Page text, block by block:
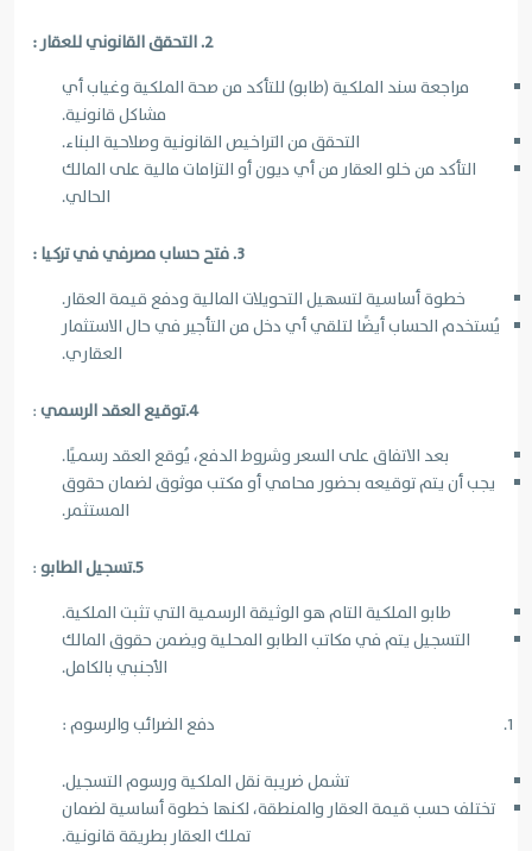
2. التحقق القانوني للعقار :
مراجعة سند الملكية (طابو) للتأكد من صحة الملكية وغياب أي
مشاكل قانونية.
التحقق من التراخيص القانونية وصلاحية البناء.
التأكد من خلو العقار من أي ديون أو التزامات مالية على المالك
الحالي.
3. فتح حساب مصرفي في تركيا :
خطوة أساسية لتسهيل التحويلات المالية ودفع قيمة العقار.
يُستخدم الحساب أيضًا لتلقي أي دخل من التأجير في حال الاستثمار
العقاري.
4.توقيع العقد الرسمي
:
بعد الاتفاق على السعر وشروط الدفع، يُوقع العقد رسميًا.
يجب أن يتم توقيعه بحضور محامي أو مكتب موثوق لضمان حقوق
المستثمر.
5.تسجيل الطابو
:
طابو الملكية التام هو الوثيقة الرسمية التي تثبت الملكية.
التسجيل يتم في مكاتب الطابو المحلية ويضمن حقوق المالك
الأجنبي بالكامل.
دفع الضرائب والرسوم :
تشمل ضريبة نقل الملكية ورسوم التسجيل.
تختلف حسب قيمة العقار والمنطقة، لكنها خطوة أساسية لضمان
تملك العقار بطريقة قانونية.